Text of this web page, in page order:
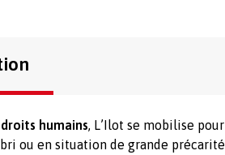
humains, L’Ilot se mobilise pour
ou en situation de grande précarité